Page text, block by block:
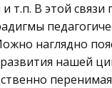
т.п. В этой
наглядно
нашей